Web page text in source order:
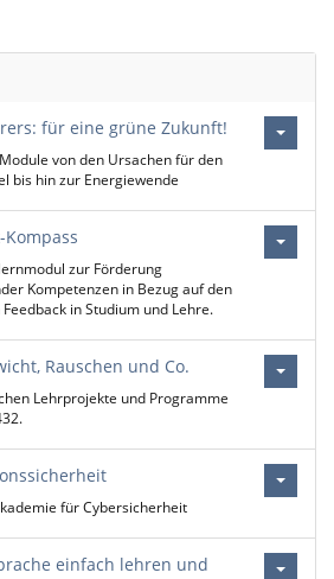
für eine grüne Zukunft!
von den Ursachen für den
bis hin zur Energiewende
Kompass
zur Förderung
Kompetenzen in Bezug auf den
Feedback in Studium und Lehre.
Rauschen und Co.
Lehrprojekte und Programme
für Cybersicherheit
einfach lehren und